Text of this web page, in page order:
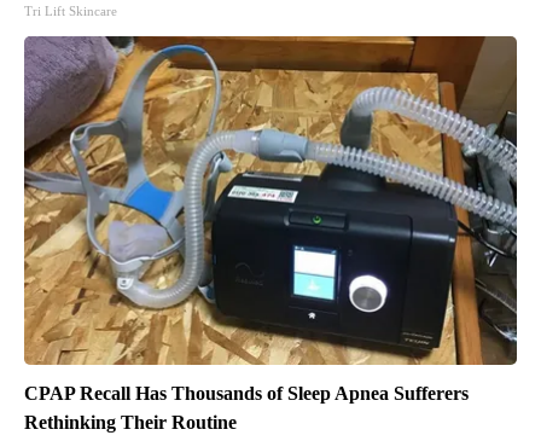
Tri Lift Skincare
CPAP Recall Has Thousands of Sleep Apnea Sufferers
Rethinking Their Routine